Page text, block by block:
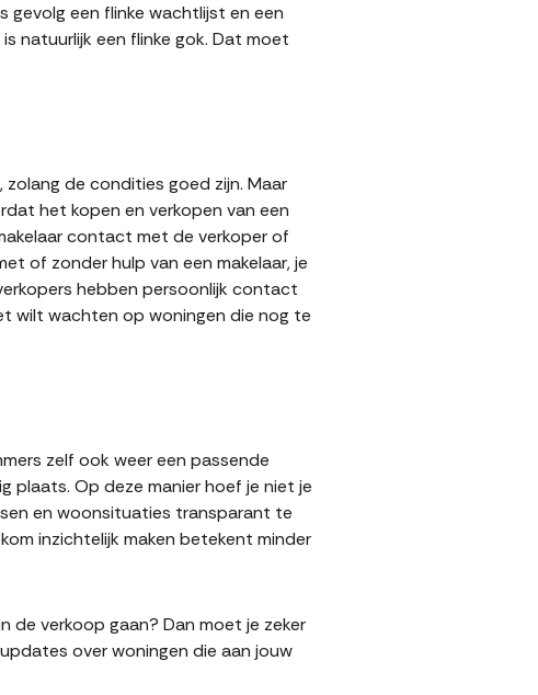
gevolg een flinke wachtlijst en een
natuurlijk een flinke gok. Dat moet
de condities goed zijn. Maar
het kopen en verkopen van een
contact met de verkoper of
of zonder hulp van een makelaar, je
hebben persoonlijk contact
wilt wachten op woningen die nog te
zelf ook weer een passende
plaats. Op deze manier hoef je niet je
en woonsituaties transparant te
inzichtelijk maken betekent minder
de verkoop gaan? Dan moet je zeker
over woningen die aan jouw